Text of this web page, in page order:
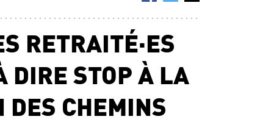
RETRAITÉ·ES
DIRE STOP À LA
CHEMINS